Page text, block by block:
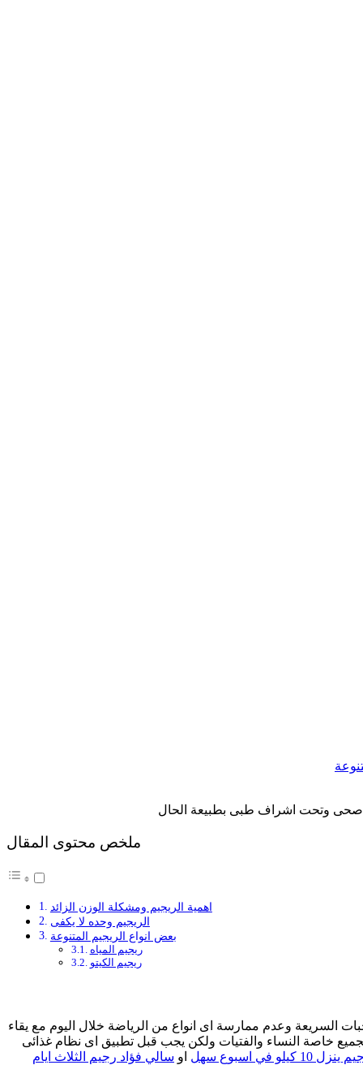
صحى وتحت اشراف طبى بطبيعة الحال
ملخص محتوى المقال
اهمية الريجيم ومشكلة الوزن الزائد
الريجيم وحده لا يكفى
بعض انواع الريجيم المتنوعة
ريجيم المياه
ريجيم الكيتو
السريعة وعدم ممارسة اى انواع من الرياضة خلال اليوم مع يقاء
خاصة النساء والفتيات ولكن يجب قبل تطبيق اى نظام غذائى
10 كيلو في اسبوع سهل
او سالي فؤاد رجيم الثلاث ايام